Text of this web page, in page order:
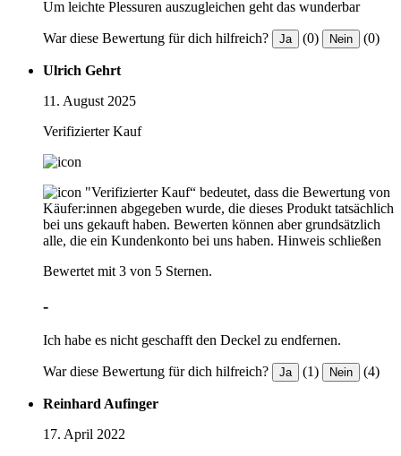
Um leichte Plessuren auszugleichen geht das wunderbar
War diese Bewertung für dich hilfreich? Ja (0) Nein (0)
Ulrich Gehrt
11. August 2025
Verifizierter Kauf
"Verifizierter Kauf“ bedeutet, dass die Bewertung von
Käufer:innen abgegeben wurde, die dieses Produkt tatsächlich
bei uns gekauft haben. Bewerten können aber grundsätzlich
alle, die ein Kundenkonto bei uns haben. Hinweis schließen
Bewertet mit 3 von 5 Sternen.
-
Ich habe es nicht geschafft den Deckel zu endfernen.
War diese Bewertung für dich hilfreich? Ja (1) Nein (4)
Reinhard Aufinger
17. April 2022